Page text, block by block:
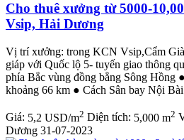
Cho thuê xưởng từ 5000-
Vsip, Hải Dương
Vị trí xưởng: trong KCN Vsip,Cẩm
giáp với Quốc lộ 5- tuyến giao thông
phía Bắc vùng đồng bằng Sông Hồng
khoảng 66 km ● Cách Sân bay Nội
Giá: 5,2 USD/m2 Diện tích: 5,000 m2
Dương 31-07-2023